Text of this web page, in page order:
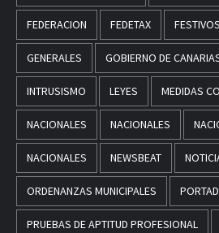
FEDERACION FEDETAX
GENERALES GOBIERNO DE
INTRUSISMO LEYES MEDIDAS
NACIONALES NACIONALES
NACIONALES NEWSBEAT
ORDENANZAS MUNICIPALES
PRUEBAS DE APTITUD PROFESIONAL